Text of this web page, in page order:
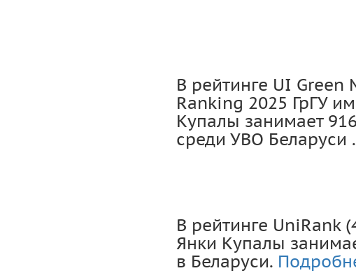
В рейтинге UI
Ranking 2025 ГрГУ
Купалы занимает
среди УВО Беларуси .
В рейтинге UniRank
Янки Купалы
в Беларуси.